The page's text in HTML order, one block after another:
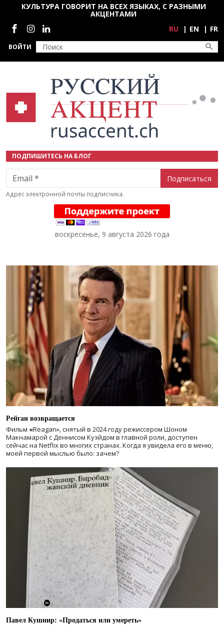
Перейти к основному содержанию
ВОЙТИ
КУЛЬТУРА ГОВОРИТ НА ВСЕХ ЯЗЫКАХ, С РАЗНЫМИ
АКЦЕНТАМИ
Социальные сети
RU EN FR
ПОДПИШИТЕСЬ НА БЛОГ
Email
Адрес электронной почты подписчика.
воскресенье, 9 августа 2026 года
Рейган возвращается
Фильм «Reagan», снятый в 2024 годурежиссером Шоном
Макнамарой с Деннисом Куэйдом в главной роли, доступен
сейчас на Netflix во многих странах. Когда я увидела его в меню,
моей первой мыслью было: зачем?
Павел Кушнир: «Продаться или умереть»